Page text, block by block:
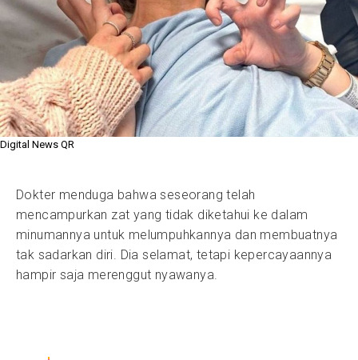
Digital News QR
Dokter menduga bahwa seseorang telah
mencampurkan zat yang tidak diketahui ke dalam
minumannya untuk melumpuhkannya dan membuatnya
tak sadarkan diri. Dia selamat, tetapi kepercayaannya
hampir saja merenggut nyawanya.